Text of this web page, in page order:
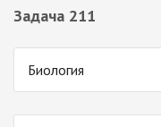
Задача 211
Биология